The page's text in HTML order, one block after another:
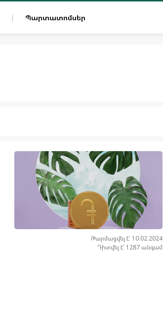
Պարտատոմսեր
Թարմացվել է՝ 10.02.2024
Դիտվել է՝ 1287 անգամ